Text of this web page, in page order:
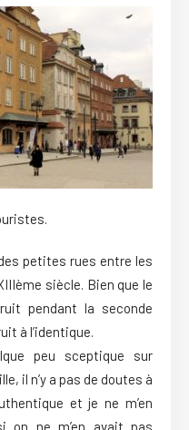
petites rues entre les
siècle. Bien que le
pendant la seconde
à l’identique.
peu sceptique sur
il n’y a pas de doutes à
et je ne m’en
on ne m’en avait pas